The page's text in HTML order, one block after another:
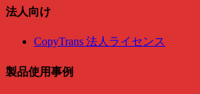
法人向け
CopyTrans 法人ライセンス
製品使用事例